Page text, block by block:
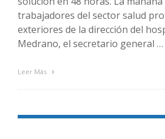
trabajadores del sector salud
exteriores de la dirección del
Medrano, el secretario general …
Leer Más